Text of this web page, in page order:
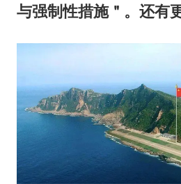
与强制性措施＂。还有